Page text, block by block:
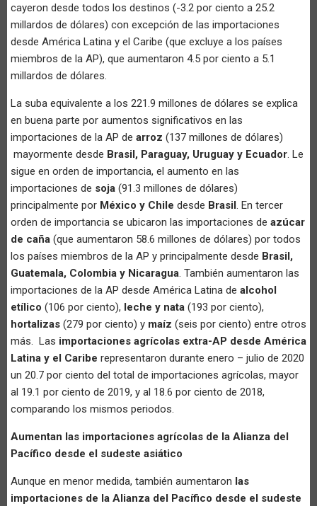
cayeron desde todos los destinos (-3.2 por ciento a 25.2
millardos de dólares) con excepción de las importaciones
desde América Latina y el Caribe (que excluye a los países
miembros de la AP), que aumentaron 4.5 por ciento a 5.1
millardos de dólares.
La suba equivalente a los 221.9 millones de dólares se explica
en buena parte por aumentos significativos en las
importaciones de la AP de arroz (137 millones de dólares)
mayormente desde Brasil, Paraguay, Uruguay y Ecuador. Le
sigue en orden de importancia, el aumento en las
importaciones de soja (91.3 millones de dólares)
principalmente por México y Chile desde Brasil. En tercer
orden de importancia se ubicaron las importaciones de azúcar
de caña (que aumentaron 58.6 millones de dólares) por todos
los países miembros de la AP y principalmente desde Brasil,
Guatemala, Colombia y Nicaragua. También aumentaron las
importaciones de la AP desde América Latina de alcohol
etílico (106 por ciento), leche y nata (193 por ciento),
hortalizas (279 por ciento) y maíz (seis por ciento) entre otros
más. Las importaciones agrícolas extra-AP desde América
Latina y el Caribe representaron durante enero – julio de 2020
un 20.7 por ciento del total de importaciones agrícolas, mayor
al 19.1 por ciento de 2019, y al 18.6 por ciento de 2018,
comparando los mismos periodos.
Aumentan las importaciones agrícolas de la Alianza del
Pacífico desde el sudeste asiático
Aunque en menor medida, también aumentaron las
importaciones de la Alianza del Pacífico desde el sudeste